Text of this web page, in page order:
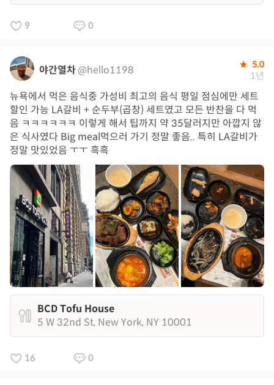
9 0
야간열차@hello1198 5.0
1년
뉴욕에서 먹은 음식중 가성비 최고의 음식 평일 점심에만 세트
할인 가능 LA갈비 + 순두부(곱창) 세트였고 모든 반찬을 다 먹
음 ㅋㅋㅋㅋㅋㅋ 이렇게 해서 팁까지 약 35달러지만 아깝지 않
은 식사였다 Big meal먹으러 가기 정말 좋음.. 특히 LA갈비가
정말 맛있었음 ㅜㅜ 흑흑
BCD Tofu House
5 W 32nd St, New York, NY 10001
16 0